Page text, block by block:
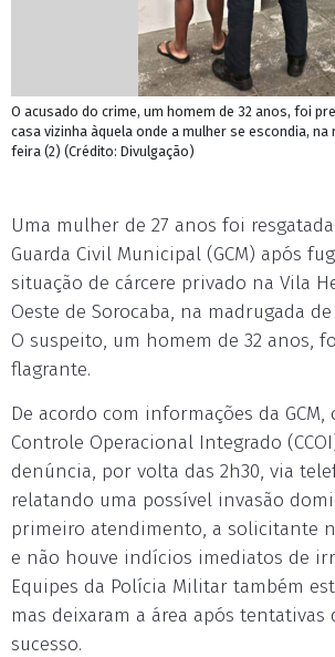
O acusado do crime, um homem de 32 anos, foi
casa vizinha àquela onde a mulher se escondia, na
feira (2) (Crédito: Divulgação)
Uma mulher de 27 anos foi
Guarda Civil Municipal (GCM) após
situação de cárcere privado na Vila
Oeste de Sorocaba, na madrugada
O suspeito, um homem de 32 anos,
flagrante.
De acordo com informações da GCM,
Controle Operacional Integrado
denúncia, por volta das 2h30, via
relatando uma possível invasão
primeiro atendimento, a solicitante
e não houve indícios imediatos de
Equipes da Polícia Militar também
mas deixaram a área após tentativas
sucesso.